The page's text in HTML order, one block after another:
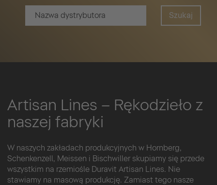
Szukaj
Artisan Lines – Rękodzieło z
naszej fabryki
W naszych zakładach produkcyjnych w Hornberg,
Schenkenzell, Meissen i Bischwiller skupiamy się przede
wszystkim na rzemiośle Duravit Artisan Lines. Nie
stawiamy na masową produkcję. Zamiast tego nasze